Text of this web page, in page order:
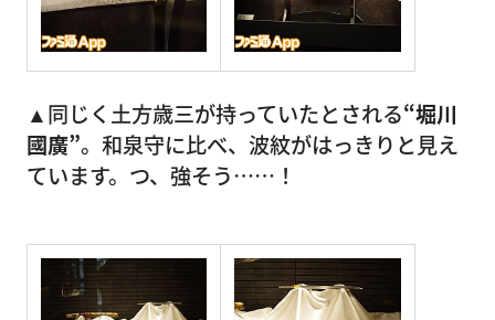
▲同じく土方歳三が持っていたとされる“堀川
國廣”。和泉守に比べ、波紋がはっきりと見え
ています。つ、強そう……！